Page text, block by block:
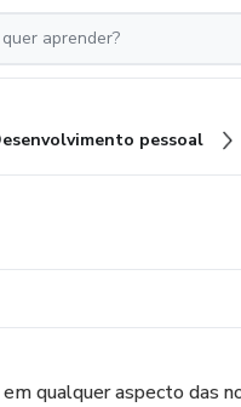
pessoal
qualquer aspecto das